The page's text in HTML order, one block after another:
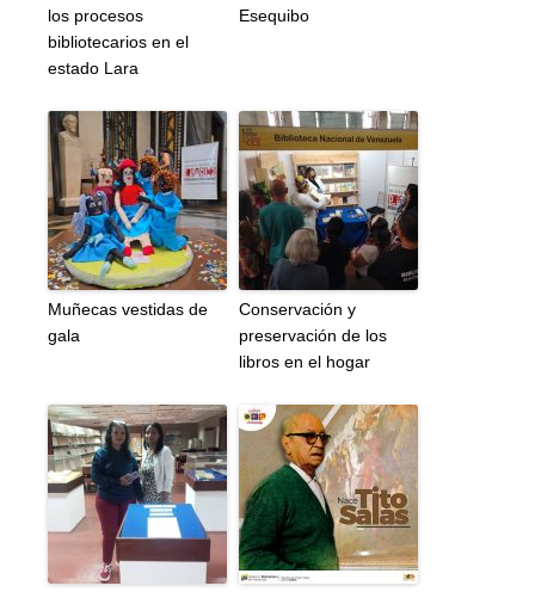
los procesos
bibliotecarios en el
estado Lara
Esequibo
Muñecas vestidas de
gala
Conservación y
preservación de los
libros en el hogar